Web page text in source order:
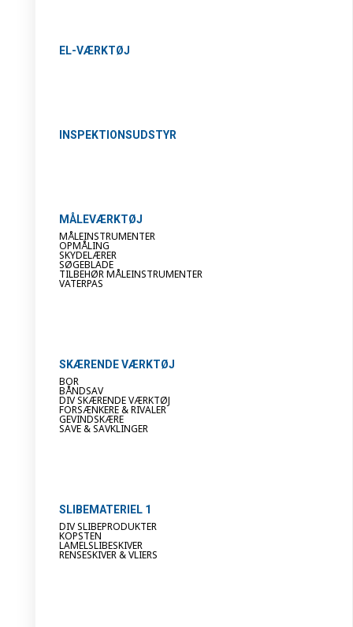
EL-VÆRKTØJ
INSPEKTIONSUDSTYR
MÅLEVÆRKTØJ
MÅLEINSTRUMENTER
OPMÅLING
SKYDELÆRER
SØGEBLADE
TILBEHØR MÅLEINSTRUMENTER
VATERPAS
SKÆRENDE VÆRKTØJ
BOR
BÅNDSAV
DIV SKÆRENDE VÆRKTØJ
FORSÆNKERE & RIVALER
GEVINDSKÆRE
SAVE & SAVKLINGER
SLIBEMATERIEL 1
DIV SLIBEPRODUKTER
KOPSTEN
LAMELSLIBESKIVER
RENSESKIVER & VLIERS